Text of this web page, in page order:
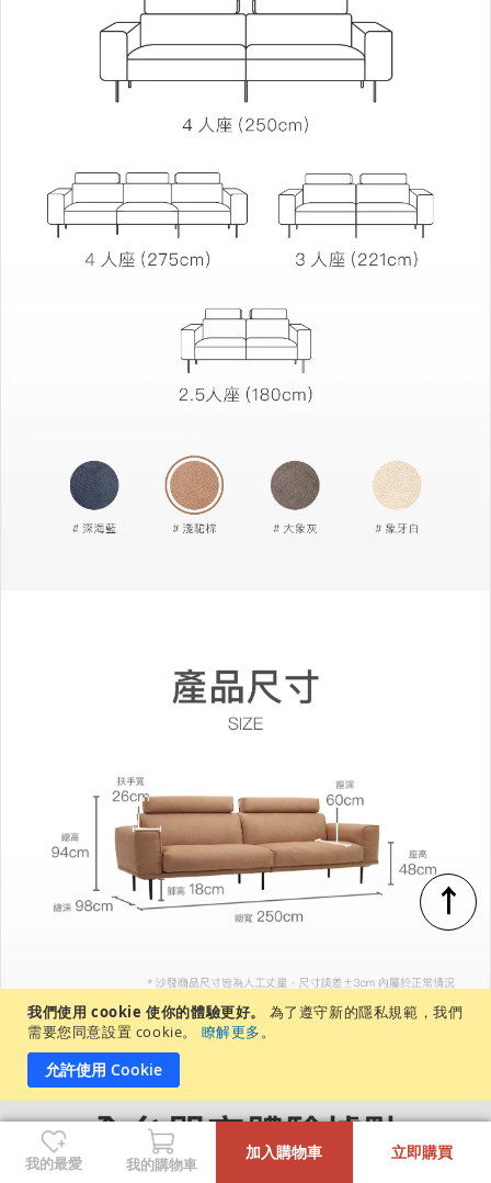
我們使用 cookie 使你的體驗更好。
為了遵守新的隱私規範，我們
需要您同意設置 cookie。
瞭解更多。
允許使用 Cookie
↑
我的最愛 我的購物車
加入購物車 立即購買
+
-